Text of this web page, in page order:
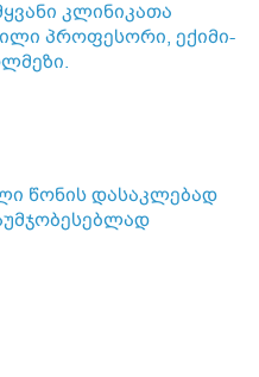
კლინიკათა
პროფესორი, ექიმი-
წონის დასაკლებად